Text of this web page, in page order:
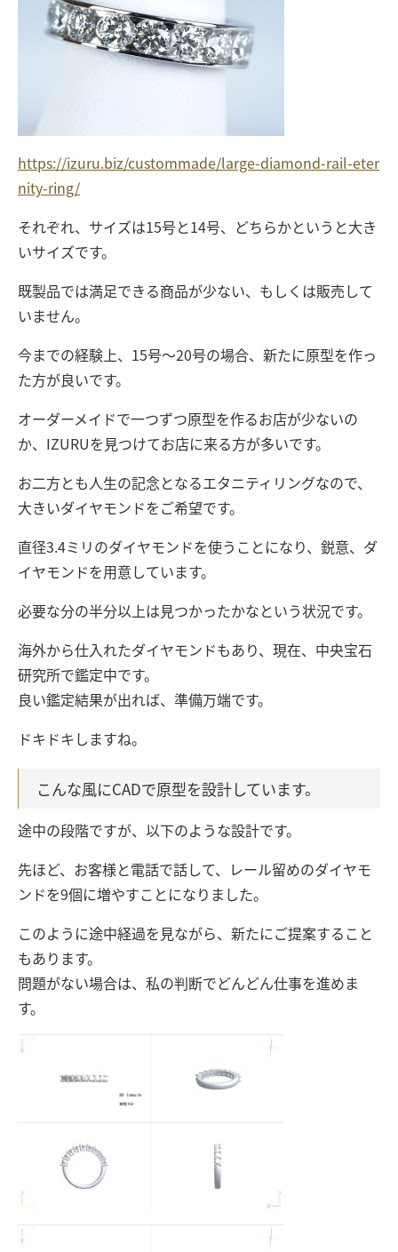
https://izuru.biz/custommade/large-diamond-rail-eter
nity-ring/
それぞれ、サイズは15号と14号、どちらかというと大き
いサイズです。
既製品では満足できる商品が少ない、もしくは販売して
いません。
今までの経験上、15号～20号の場合、新たに原型を作っ
た方が良いです。
オーダーメイドで一つずつ原型を作るお店が少ないの
か、IZURUを見つけてお店に来る方が多いです。
お二方とも人生の記念となるエタニティリングなので、
大きいダイヤモンドをご希望です。
直径3.4ミリのダイヤモンドを使うことになり、鋭意、ダ
イヤモンドを用意しています。
必要な分の半分以上は見つかったかなという状況です。
海外から仕入れたダイヤモンドもあり、現在、中央宝石
研究所で鑑定中です。
良い鑑定結果が出れば、準備万端です。
ドキドキしますね。
こんな風にCADで原型を設計しています。
途中の段階ですが、以下のような設計です。
先ほど、お客様と電話で話して、レール留めのダイヤモ
ンドを9個に増やすことになりました。
このように途中経過を見ながら、新たにご提案すること
もあります。
問題がない場合は、私の判断でどんどん仕事を進めま
す。